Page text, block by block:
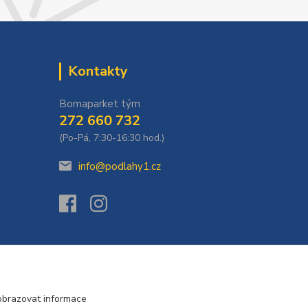
Kontakty
Bomaparket tým
272 660 732
(Po-Pá, 7:30-16:30 hod.)
info@podlahy1.cz
informace